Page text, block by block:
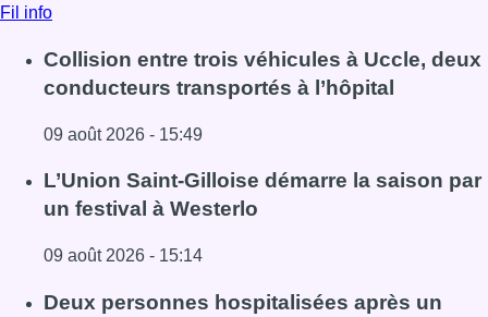
Fil info
Collision entre trois véhicules à Uccle, deux
conducteurs transportés à l’hôpital
09 août 2026 - 15:49
Lire l'article Collision entre trois véhicules à Uccle, deux
L’Union Saint-Gilloise démarre la saison par
un festival à Westerlo
09 août 2026 - 15:14
Lire l'article L’Union Saint-Gilloise démarre la saison par
Deux personnes hospitalisées après un